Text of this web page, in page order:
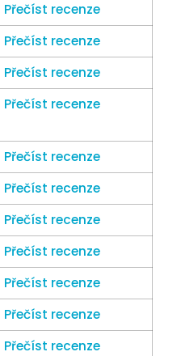
Přečíst recenze
Přečíst recenze
Přečíst recenze
Přečíst recenze
Přečíst recenze
Přečíst recenze
Přečíst recenze
Přečíst recenze
Přečíst recenze
Přečíst recenze
Přečíst recenze